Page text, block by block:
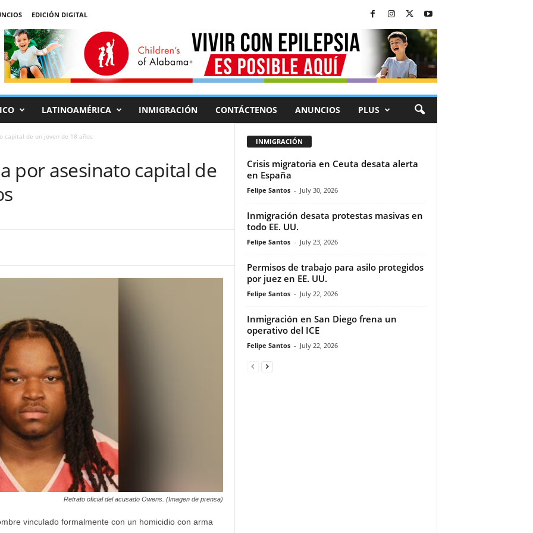
EDICIÓN DIGITAL
LATINOAMÉRICA INMIGRACIÓN CONTÁCTENOS ANUNCIOS PLUS
capital de un joven de 18 años
por asesinato capital de
Retrato oficial del acusado Owens. (Imagen de prensa)
vinculado formalmente con un homicidio con arma
INMIGRACIÓN
Crisis migratoria en Ceuta desata alerta
en España
Felipe Santos - July 30, 2026
Inmigración desata protestas masivas en
todo EE. UU.
Felipe Santos - July 23, 2026
Permisos de trabajo para asilo protegidos
por juez en EE. UU.
Felipe Santos - July 22, 2026
Inmigración en San Diego frena un
operativo del ICE
Felipe Santos - July 22, 2026